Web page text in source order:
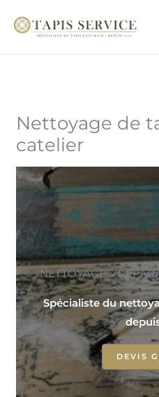
Nettoyage de
catelier
NETTOYAGE ~
Spécialiste du
DEVIS